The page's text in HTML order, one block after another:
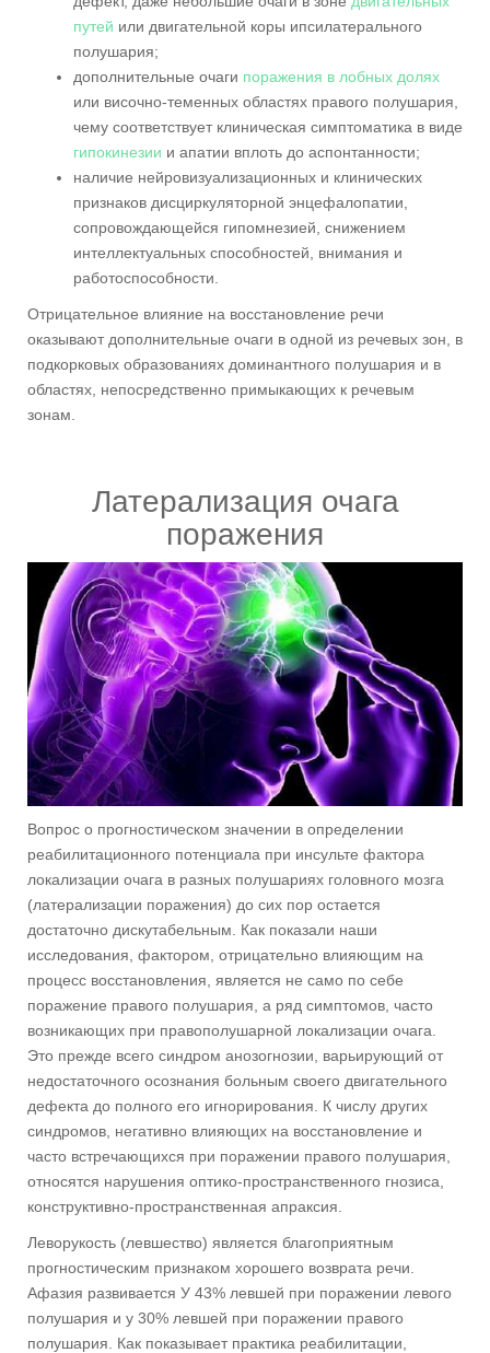
путей или двигательной коры ипсилатерального
полушария;
дополнительные очаги поражения в лобных долях
или височно-теменных областях правого полушария,
чему соответствует клиническая симптоматика в виде
гипокинезии и апатии вплоть до аспонтанности;
наличие нейровизуализационных и клинических
признаков дисциркуляторной энцефалопатии,
сопровождающейся гипомнезией, снижением
интеллектуальных способностей, внимания и
работоспособности.
Отрицательное влияние на восстановление речи
оказывают дополнительные очаги в одной из речевых зон, в
подкорковых образованиях доминантного полушария и в
областях, непосредственно примыкающих к речевым
зонам.
Латерализация очага
поражения
Вопрос о прогностическом значении в определении
реабилитационного потенциала при инсульте фактора
локализации очага в разных полушариях головного мозга
(латерализации поражения) до сих пор остается
достаточно дискутабельным. Как показали наши
исследования, фактором, отрицательно влияющим на
процесс восстановления, является не само по себе
поражение правого полушария, а ряд симптомов, часто
возникающих при правополушарной локализации очага.
Это прежде всего синдром анозогнозии, варьирующий от
недостаточного осознания больным своего двигательного
дефекта до полного его игнорирования. К числу других
синдромов, негативно влияющих на восстановление и
часто встречающихся при поражении правого полушария,
относятся нарушения оптико-пространственного гнозиса,
конструктивно-пространственная апраксия.
Леворукость (левшество) является благоприятным
прогностическим признаком хорошего возврата речи.
Афазия развивается У 43% левшей при поражении левого
полушария и у 30% левшей при поражении правого
полушария. Как показывает практика реабилитации,